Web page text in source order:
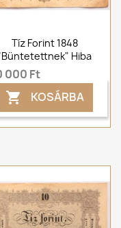
Tíz Forint 1848
Hiba
000 Ft
 KOSÁRBA